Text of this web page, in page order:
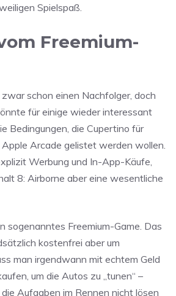
Spielspaß.
Freemium-
schon einen Nachfolger, doch
für einige wieder interessant
Bedingungen, die Cupertino für
Arcade gelistet werden wollen.
Werbung und In-App-Käufe,
8: Airborne aber eine wesentliche
sogenanntes Freemium-Game. Das
kostenfrei aber um
man irgendwann mit echtem Geld
um die Autos zu „tunen“ –
Aufgaben im Rennen nicht lösen